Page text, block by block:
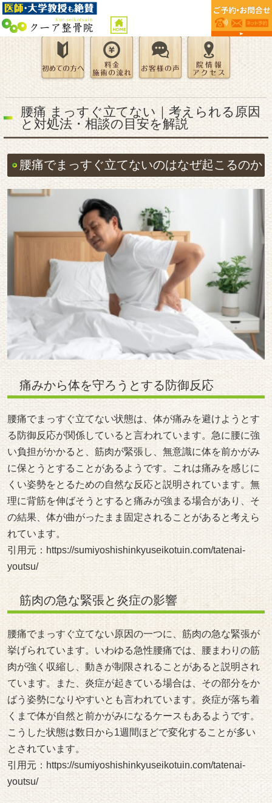
腰痛 まっすぐ立てない｜考えられる原因
と対処法・相談の目安を解説
腰痛でまっすぐ立てないのはなぜ起こるのか
痛みから体を守ろうとする防御反応
腰痛でまっすぐ立てない状態は、体が痛みを避けようとす
る防御反応が関係していると言われています。急に腰に強
い負担がかかると、筋肉が緊張し、無意識に体を前かがみ
に保とうとすることがあるようです。これは痛みを感じに
くい姿勢をとるための自然な反応と説明されています。無
理に背筋を伸ばそうとすると痛みが強まる場合があり、そ
の結果、体が曲がったまま固定されることがあると考えら
れています。
引用元： https://sumiyoshishinkyuseikotuin.com/tatenai-
youtsu/
筋肉の急な緊張と炎症の影響
腰痛でまっすぐ立てない原因の一つに、筋肉の急な緊張が
挙げられています。いわゆる急性腰痛では、腰まわりの筋
肉が強く収縮し、動きが制限されることがあると説明され
ています。また、炎症が起きている場合は、その部分をか
ばう姿勢になりやすいとも言われています。炎症が落ち着
くまで体が自然と前かがみになるケースもあるようです。
こうした状態は数日から1週間ほどで変化することが多い
とされています。
引用元： https://sumiyoshishinkyuseikotuin.com/tatenai-
youtsu/